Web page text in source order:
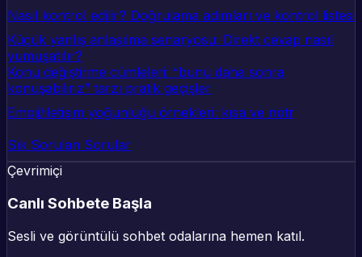
Nasıl kontrol edilir? Doğrulama adımları ve kontrol listesi
Küçük yanlış anlaşılma senaryosu: Direkt cevap nasıl
yumuşatılır?
Konu değiştirme cümleleri: “bunu daha sonra
konuşabiliriz” tarzı pratik geçişler
Emoji/iletişim yoğunluğu örnekleri: kısa ve nötr
Sık Sorulan Sorular
Çevrimiçi
Canlı Sohbete Başla
Sesli ve görüntülü sohbet odalarına hemen katıl.